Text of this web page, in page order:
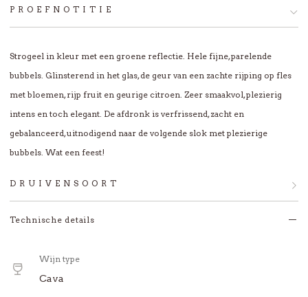
Technische details
Wijn type
Cava
PROEFNOTITIE
Strogeel in kleur met een groene reflectie. Hele fijne, parelende
bubbels. Glinsterend in het glas, de geur van een zachte rijping op fles
met bloemen, rijp fruit en geurige citroen. Zeer smaakvol, plezierig
intens en toch elegant. De afdronk is verfrissend, zacht en
gebalanceerd, uitnodigend naar de volgende slok met plezierige
bubbels. Wat een feest!
DRUIVENSOORT
Een blend van Xarel-lo, Macabeo en Parellada.
Xarel-lo | Een écht Catalaanse druif (van zeker voor
1785 uit deze streek) van hoge kwaliteit, sterke